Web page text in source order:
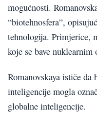
mogućnosti.
“biotehnosfera”,
tehnologija. Primjerice,
koje se bave nuklearnim
Romanovskaya ističe
inteligencije mogla
globalne inteligencije.